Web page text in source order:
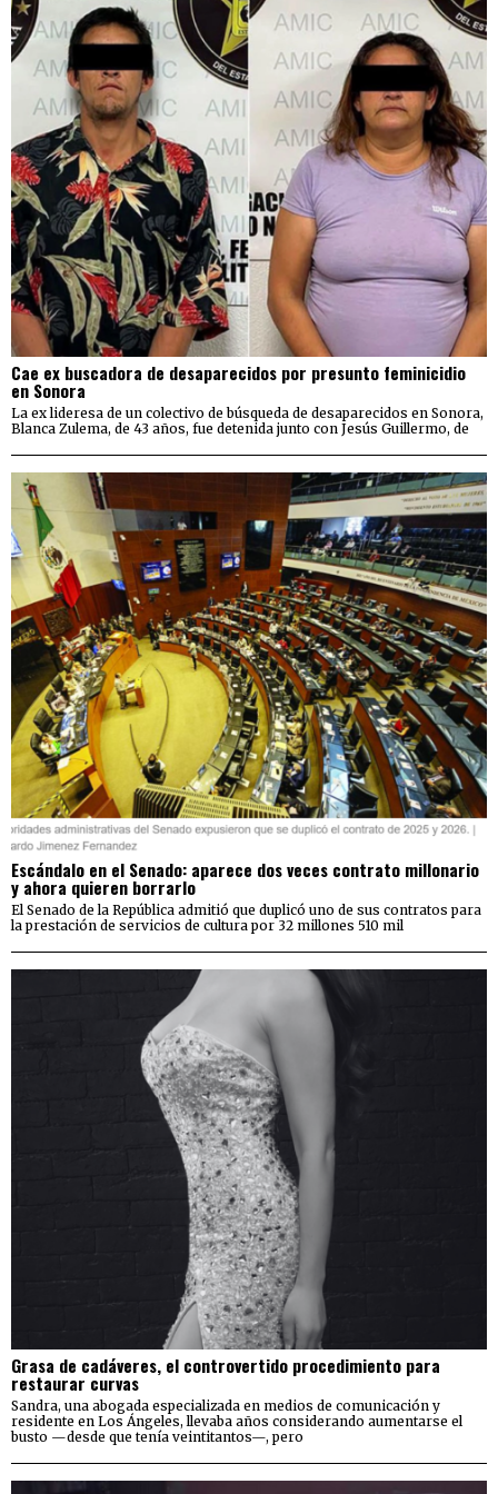
Cae ex buscadora de desaparecidos por presunto feminicidio
en Sonora
La ex lideresa de un colectivo de búsqueda de desaparecidos en Sonora,
Blanca Zulema, de 43 años, fue detenida junto con Jesús Guillermo, de
Escándalo en el Senado: aparece dos veces contrato millonario
y ahora quieren borrarlo
El Senado de la República admitió que duplicó uno de sus contratos para
la prestación de servicios de cultura por 32 millones 510 mil
Grasa de cadáveres, el controvertido procedimiento para
restaurar curvas
Sandra, una abogada especializada en medios de comunicación y
residente en Los Ángeles, llevaba años considerando aumentarse el
busto —desde que tenía veintitantos—, pero